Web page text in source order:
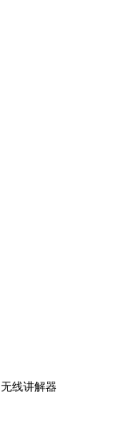
无线讲解器